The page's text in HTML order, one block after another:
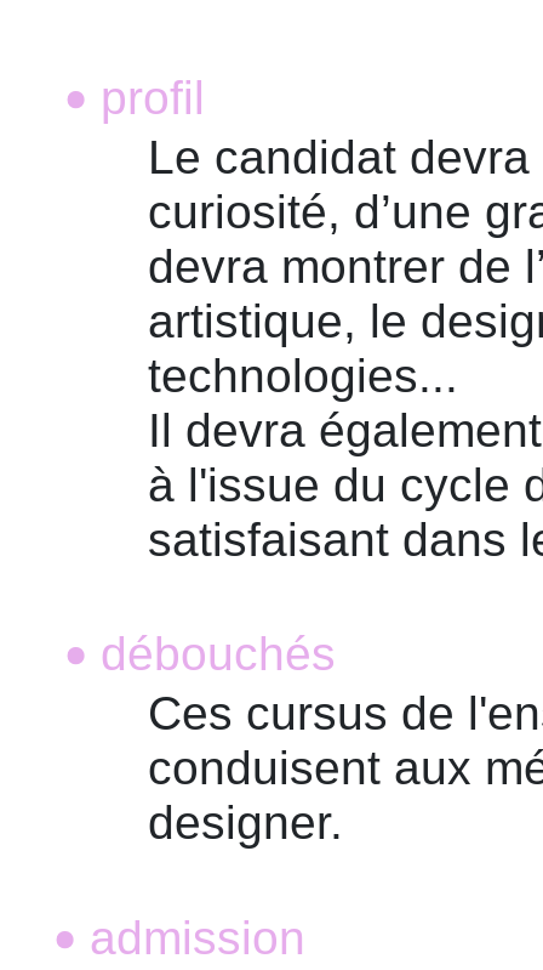
• profil
Le candidat
curiosité, d’une
devra montrer de
artistique, le
technologies...
Il devra
à l'issue du cycle
satisfaisant dans
• débouchés
Ces cursus de
conduisent aux
designer.
• admission